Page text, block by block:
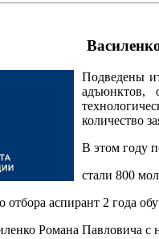
Подведены
адъюнктов,
количество
В этом году
стали 800
аспирант 2 года
Романа Павловича с